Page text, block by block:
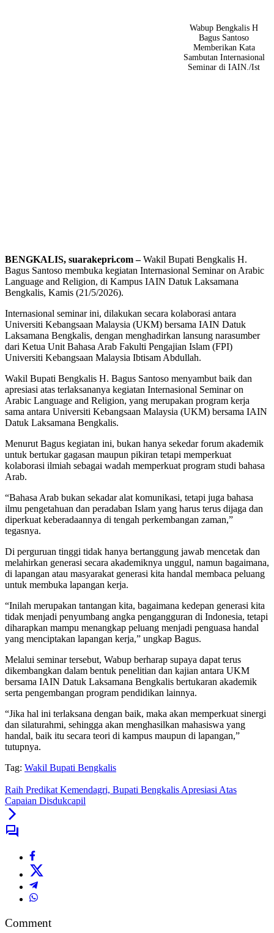
Wabup Bengkalis H
Bagus Santoso
Memberikan Kata
Sambutan Internasional
Seminar di IAIN./Ist
BENGKALIS, suarakepri.com –Wakil Bupati Bengkalis H.
Bagus Santoso membuka kegiatan Internasional Seminar on Arabic
Language and Religion, di Kampus IAIN Datuk Laksamana
Bengkalis, Kamis (21/5/2026).
Internasional seminar ini, dilakukan secara kolaborasi antara
Universiti Kebangsaan Malaysia (UKM) bersama IAIN Datuk
Laksamana Bengkalis, dengan menghadirkan lansung narasumber
dari Ketua Unit Bahasa Arab Fakulti Pengajian Islam (FPI)
Universiti Kebangsaan Malaysia Ibtisam Abdullah.
Wakil Bupati Bengkalis H. Bagus Santoso menyambut baik dan
apresiasi atas terlaksananya kegiatan Internasional Seminar on
Arabic Language and Religion, yang merupakan program kerja
sama antara Universiti Kebangsaan Malaysia (UKM) bersama IAIN
Datuk Laksamana Bengkalis.
Menurut Bagus kegiatan ini, bukan hanya sekedar forum akademik
untuk bertukar gagasan maupun pikiran tetapi memperkuat
kolaborasi ilmiah sebagai wadah memperkuat program studi bahasa
Arab.
“Bahasa Arab bukan sekadar alat komunikasi, tetapi juga bahasa
ilmu pengetahuan dan peradaban Islam yang harus terus dijaga dan
diperkuat keberadaannya di tengah perkembangan zaman,”
tegasnya.
Di perguruan tinggi tidak hanya bertanggung jawab mencetak dan
melahirkan generasi secara akademiknya unggul, namun bagaimana,
di lapangan atau masyarakat generasi kita handal membaca peluang
untuk membuka lapangan kerja.
“Inilah merupakan tantangan kita, bagaimana kedepan generasi kita
tidak menjadi penyumbang angka pengangguran di Indonesia, tetapi
diharapkan mampu menangkap peluang menjadi penguasa handal
yang menciptakan lapangan kerja,” ungkap Bagus.
Melalui seminar tersebut, Wabup berharap supaya dapat terus
dikembangkan dalam bentuk penelitian dan kajian antara UKM
bersama IAIN Datuk Laksamana Bengkalis bertukaran akademik
serta pengembangan program pendidikan lainnya.
“Jika hal ini terlaksana dengan baik, maka akan memperkuat sinergi
dan silaturahmi, sehingga akan menghasilkan mahasiswa yang
handal, baik itu secara teori di kampus maupun di lapangan,”
tutupnya.
Tag: Wakil Bupati Bengkalis
Raih Predikat Kemendagri, Bupati Bengkalis Apresiasi Atas
Capaian Disdukcapil
Comment